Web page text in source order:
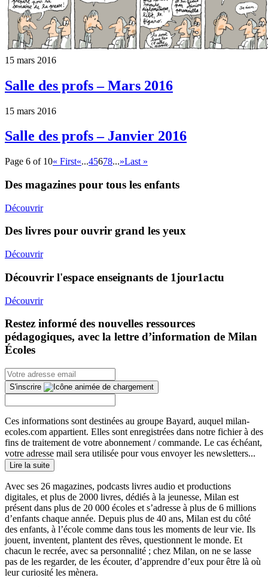
15 mars 2016
Salle des profs – Mars 2016
15 mars 2016
Salle des profs – Janvier 2016
Page 6 of 10« First«...45678...»Last »
Des magazines pour tous les enfants
Découvrir
Des livres pour ouvrir grand les yeux
Découvrir
Découvrir l'espace enseignants de 1jour1actu
Découvrir
Restez informé des nouvelles ressources
pédagogiques, avec la lettre d’information de Milan
Écoles
S'inscrire
Ces informations sont destinées au groupe Bayard, auquel milan-
ecoles.com appartient. Elles sont enregistrées dans notre fichier à des
fins de traitement de votre abonnement / commande. Le cas échéant,
votre adresse mail sera utilisée pour vous envoyer les newsletters...
Lire la suite
Avec ses 26 magazines, podcasts livres audio et productions
digitales, et plus de 2000 livres, dédiés à la jeunesse, Milan est
présent dans plus de 20 000 écoles et s’adresse à plus de 6 millions
d’enfants chaque année. Depuis plus de 40 ans, Milan est du côté
des enfants, à l’école comme dans tous les moments de leur vie. Ils
jouent, inventent, plantent des rêves, questionnent le monde. Et
chacun le recrée, avec sa personnalité ; chez Milan, on ne se lasse
pas de les regarder, de les écouter, d’apprendre d’eux pour être là où
leur curiosité les mènera.